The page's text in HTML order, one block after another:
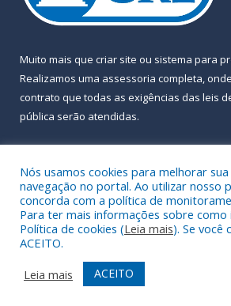
Muito mais que criar site ou sistema para
Realizamos uma assessoria completa,
contrato que todas as exigências das leis
pública serão atendidas.
Todos os direitos reservados a Prefeitura
Mapa do Site
Acessar Área
Acessar Webmail
Nós usamos cookies para melhorar
navegação no portal. Ao utilizar nosso
concorda com a política de
Para ter mais informações sobre como
Política de cookies (Leia mais). Se você
ACEITO.
Leia mais
ACEITO